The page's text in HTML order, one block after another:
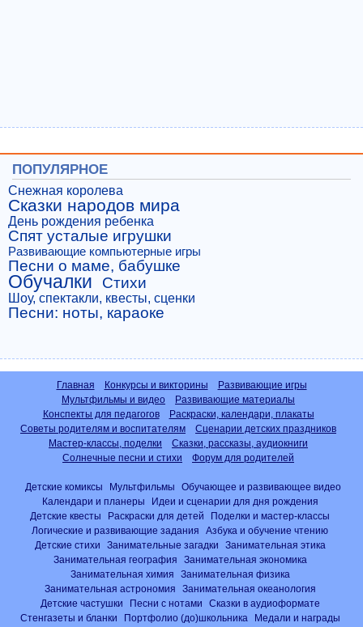
ПОПУЛЯРНОЕ
Снежная королева
Сказки народов мира
День рождения ребенка
Спят усталые игрушки
Развивающие компьютерные игры
Песни о маме, бабушке
Обучалки Стихи
Шоу, спектакли, квесты, сценки
Песни: ноты, караоке
Главная Конкурсы и викторины
Развивающие игры
Мультфильмы и видео
Развивающие материалы
Конспекты для педагогов
Раскраски, календари, плакаты
Советы родителям и воспитателям
Сценарии детских праздников
Мастер-классы, поделки
Сказки, рассказы, аудиокниги
Солнечные песни и стихи
Форум для родителей
Детские комиксы Мультфильмы
Обучающее и развивающее видео
Календари и планеры
Идеи и сценарии для дня рождения
Детские квесты
Раскраски для детей
Поделки и мастер-классы
Логические и развивающие задания
Азбука и обучение чтению
Детские стихи
Занимательные загадки
Занимательная этика
Занимательная география
Занимательная экономика
Занимательная химия
Занимательная физика
Занимательная астрономия
Занимательная океанология
Детские частушки
Песни с нотами
Сказки в аудиоформате
Стенгазеты и бланки
Портфолио (до)школьника Медали и награды